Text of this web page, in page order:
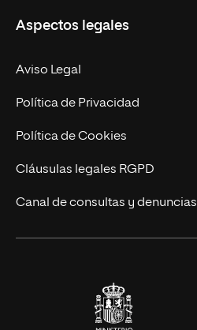
Doctorados
Experto Universitario
Postgrados
Cursos Universitarios
Facultades
Nuestro Equipo
Trabaja en UNIR
Actualidad
UNIR Revista
Eventos
Aspectos legales
Aviso Legal
Política de Privacidad
Política de Cookies
Cláusulas legales RGPD
Canal de consultas y denuncias